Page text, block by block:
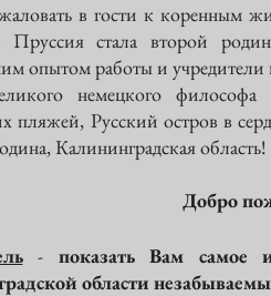
в гости к коренным
Пруссия стала второй
опытом работы и
немецкого
пляжей, Русский остров в
Калининградская область!
Добро
- показать Вам самое
области